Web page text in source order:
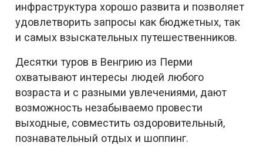
инфраструктура хорошо развита и позволяет
удовлетворить запросы как бюджетных, так
и самых взыскательных путешественников.
Десятки туров в Венгрию из Перми
охватывают интересы людей любого
возраста и с разными увлечениями, дают
возможность незабываемо провести
выходные, совместить оздоровительный,
познавательный отдых и шоппинг.